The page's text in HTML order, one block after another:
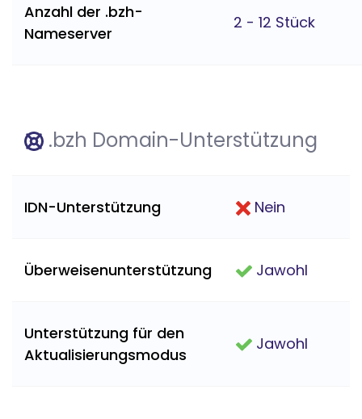
Anzahl der .bzh-
Nameserver
2 - 12 Stück
.bzh Domain-Unterstützung
IDN-Unterstützung Nein
Überweisenunterstützung Jawohl
Unterstützung für den
Aktualisierungsmodus
Jawohl